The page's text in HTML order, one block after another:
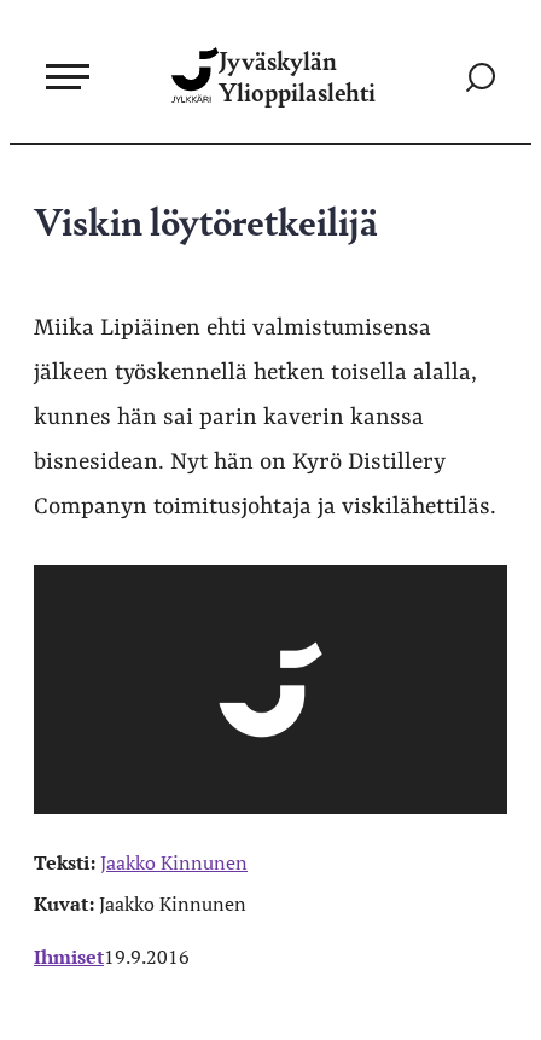
sisältöön
Jyväskylän
Ylioppilaslehti
Siirry
Viskin löytöretkeilijä
Miika Lipiäinen ehti valmistumisensa
jälkeen työskennellä hetken toisella alalla,
kunnes hän sai parin kaverin kanssa
bisnesidean. Nyt hän on Kyrö Distillery
Companyn toimitusjohtaja ja viskilähettiläs.
Teksti:Jaakko Kinnunen
Kuvat:Jaakko Kinnunen
Ihmiset19.9.2016